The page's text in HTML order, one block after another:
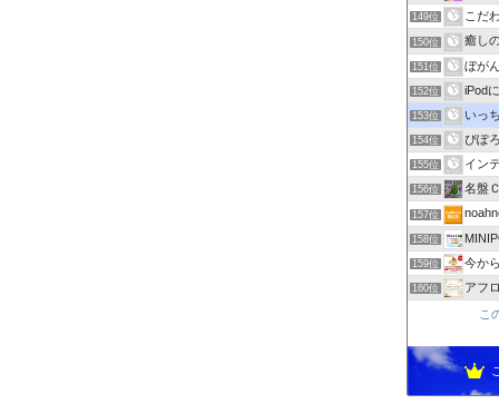
149位 こだ
150位 癒し
151位 ぼが
152位 iPod
153位 いっ
154位 ぴぽ
155位 イン
156位 名盤
157位
158位
159位 今か
160位 アフ
こ